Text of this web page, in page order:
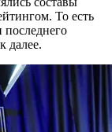
То есть
последнего
далее.